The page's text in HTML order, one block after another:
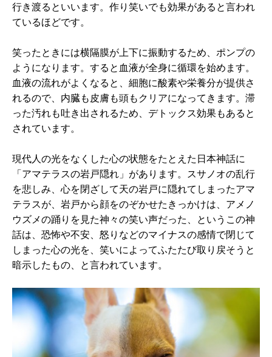
行き渡るといいます。作り笑いでも効果があると言われ
ているほどです。
笑ったときには横隔膜が上下に振動するため、ポンプの
ようになります。すると血液が全身に循環を始めます。
血液の流れがよくなると、細胞に酸素や栄養分が提供さ
れるので、内臓も皮膚も頭もクリアになってきます。滞
った汚れも吐き出されるため、デトックス効果もあると
されています。
現代人の光をなくした心の状態をたとえた日本神話に
「アマテラスの岩戸隠れ」があります。スサノオの乱行
を悲しみ、心を閉ざして天の岩戸に隠れてしまったアマ
テラスが、岩戸から顔をのぞかせたきっかけは、アメノ
ウズメの踊りを見た神々の笑い声だった、というこの神
話は、恐怖や不安、怒りなどのマイナスの感情で閉じて
しまった心の光を、笑いによってふたたび取り戻そうと
暗示したもの、と言われています。